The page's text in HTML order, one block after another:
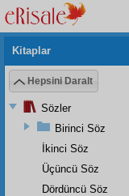
Kitaplar
Hepsini Daralt
Sözler
Birinci Söz
İkinci Söz
Üçüncü Söz
Dördüncü Söz